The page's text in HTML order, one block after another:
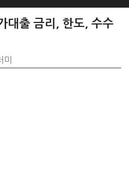
대출 금리, 한도, 수수